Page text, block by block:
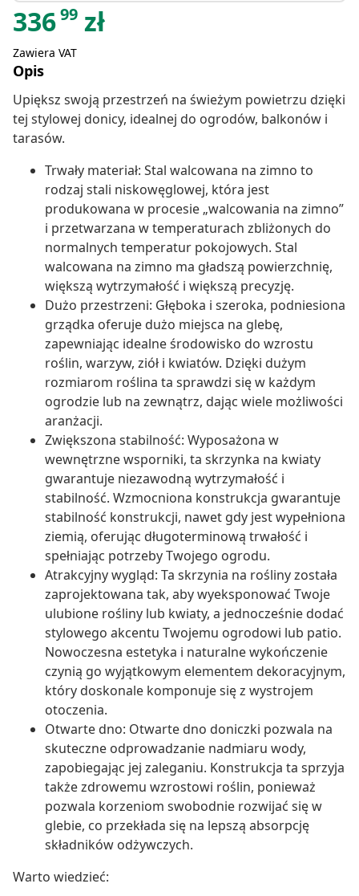
33699 zł
Zawiera VAT
Opis
Upiększ swoją przestrzeń na świeżym powietrzu dzięki
tej stylowej donicy, idealnej do ogrodów, balkonów i
tarasów.
Trwały materiał: Stal walcowana na zimno to
rodzaj stali niskowęglowej, która jest
produkowana w procesie „walcowania na zimno”
i przetwarzana w temperaturach zbliżonych do
normalnych temperatur pokojowych. Stal
walcowana na zimno ma gładszą powierzchnię,
większą wytrzymałość i większą precyzję.
Dużo przestrzeni: Głęboka i szeroka, podniesiona
grządka oferuje dużo miejsca na glebę,
zapewniając idealne środowisko do wzrostu
roślin, warzyw, ziół i kwiatów. Dzięki dużym
rozmiarom roślina ta sprawdzi się w każdym
ogrodzie lub na zewnątrz, dając wiele możliwości
aranżacji.
Zwiększona stabilność: Wyposażona w
wewnętrzne wsporniki, ta skrzynka na kwiaty
gwarantuje niezawodną wytrzymałość i
stabilność. Wzmocniona konstrukcja gwarantuje
stabilność konstrukcji, nawet gdy jest wypełniona
ziemią, oferując długoterminową trwałość i
spełniając potrzeby Twojego ogrodu.
Atrakcyjny wygląd: Ta skrzynia na rośliny została
zaprojektowana tak, aby wyeksponować Twoje
ulubione rośliny lub kwiaty, a jednocześnie dodać
stylowego akcentu Twojemu ogrodowi lub patio.
Nowoczesna estetyka i naturalne wykończenie
czynią go wyjątkowym elementem dekoracyjnym,
który doskonale komponuje się z wystrojem
otoczenia.
Otwarte dno: Otwarte dno doniczki pozwala na
skuteczne odprowadzanie nadmiaru wody,
zapobiegając jej zaleganiu. Konstrukcja ta sprzyja
także zdrowemu wzrostowi roślin, ponieważ
pozwala korzeniom swobodnie rozwijać się w
glebie, co przekłada się na lepszą absorpcję
składników odżywczych.
Warto wiedzieć: